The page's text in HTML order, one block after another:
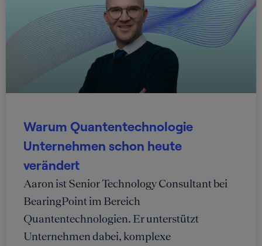
Warum Quantentechnologie
Unternehmen schon heute
verändert
Aaron ist Senior Technology Consultant bei
BearingPoint im Bereich
Quantentechnologien. Er unterstützt
Unternehmen dabei, komplexe